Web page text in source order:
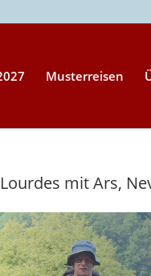
Musterreisen
mit Ars,